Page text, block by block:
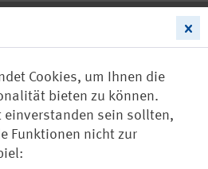
Cookies, um Ihnen die
bieten zu können.
einverstanden sein sollten,
Funktionen nicht zur